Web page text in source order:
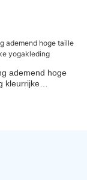
ademend hoge
kleurrijke